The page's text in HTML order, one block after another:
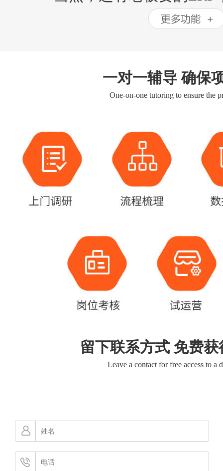
一对一辅导 确保
One-on-one tutoring to ensure the
留下联系方式 免费
Leave a contact for free access to a